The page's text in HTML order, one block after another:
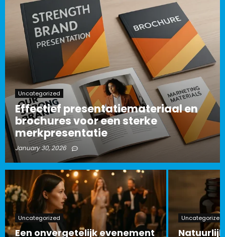
Uncategorized
Effectief presentatiemateriaal en
brochures voor een sterke
merkpresentatie
January 30, 2026
Uncategorized
Een onvergetelijk evenement
Uncategorized